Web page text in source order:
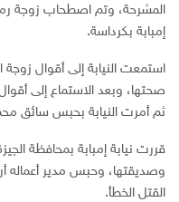
المشرحة، وتم اصطحاب زوجة
إمبابة بكرداسة.
استمعت النيابة إلى أقوال
صحتها، وبعد الاستماع إلى
ثم أمرت النيابة بحبس سائق
قررت نيابة إمبابة بمحافظة
وصديقتها، وحبس مدير أعماله
القتل الخطأ.